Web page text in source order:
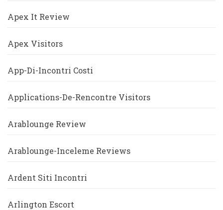
Apex It Review
Apex Visitors
App-Di-Incontri Costi
Applications-De-Rencontre Visitors
Arablounge Review
Arablounge-Inceleme Reviews
Ardent Siti Incontri
Arlington Escort